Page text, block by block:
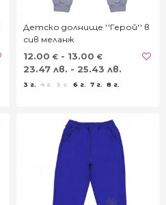
Детско долнище ''Герой'' в
сив меланж
12.00 € - 13.00 €
23.47 лв. - 25.43 лв.
3 г. 4 г. 5 г. 6 г. 7 г. 8 г.